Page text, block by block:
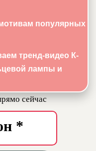
популярных
тренд-видео К-
лампы и
сейчас